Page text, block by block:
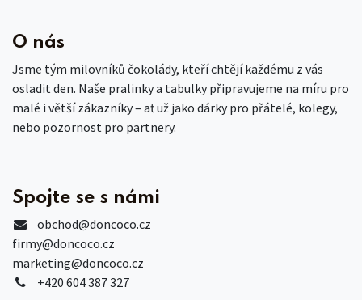
O nás
Jsme tým milovníků čokolády, kteří chtějí každému z vás
osladit den. Naše pralinky a tabulky připravujeme na míru pro
malé i větší zákazníky – ať už jako dárky pro přátelé, kolegy,
nebo pozornost pro partnery.
Spojte se s námi
obchod@doncoco.cz
firmy@doncoco.cz
marketing@doncoco.cz
+420 604 387 327